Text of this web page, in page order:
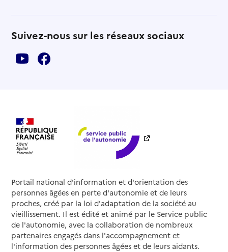
Suivez-nous sur les réseaux sociaux
Portail national d'information et d'orientation des
personnes âgées en perte d'autonomie et de leurs
proches, créé par la loi d'adaptation de la société au
vieillissement. Il est édité et animé par le Service public
de l'autonomie, avec la collaboration de nombreux
partenaires engagés dans l'accompagnement et
l'information des personnes âgées et de leurs aidants.